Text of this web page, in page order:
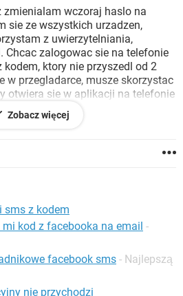
NETFLIX
FACEBOOK
zmienialam wczoraj haslo na
sie ze wszystkich urzadzen,
z uwierzytelniania,
Chcac zalogowac sie na telefonie
ktory nie przyszedl od 2
w przegladarce, musze skorzystac
otwiera sie w aplikacji na telefonie
zalogowana. HELP!!! Pisalam
odezwu, dzwonilam do
zostal usuniety 2 miesiace temu,
do reklam. Co mam zrobic?
Zobacz więcej
sms z kodem
kod z facebooka na email -
facebook sms - Najlepszą
nie przychodzi